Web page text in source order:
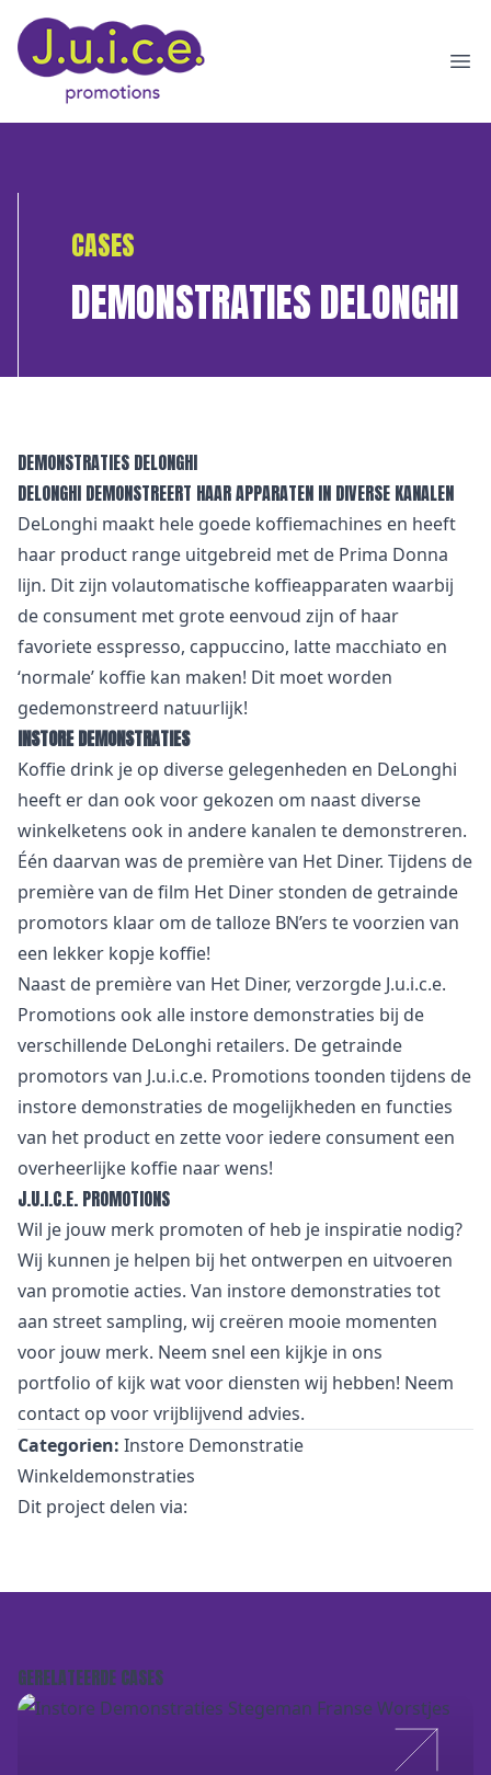
CASES
DEMONSTRATIES DELONGHI
DEMONSTRATIES DELONGHI
DELONGHI DEMONSTREERT HAAR APPARATEN IN DIVERSE KANALEN
DeLonghi maakt hele goede koffiemachines en heeft
haar product range uitgebreid met de Prima Donna
lijn. Dit zijn volautomatische koffieapparaten waarbij
de consument met grote eenvoud zijn of haar
favoriete esspresso, cappuccino, latte macchiato en
‘normale’ koffie kan maken! Dit moet worden
gedemonstreerd natuurlijk!
INSTORE DEMONSTRATIES
Koffie drink je op diverse gelegenheden en DeLonghi
heeft er dan ook voor gekozen om naast diverse
winkelketens ook in andere kanalen te demonstreren.
Één daarvan was de première van Het Diner. Tijdens de
première van de film Het Diner stonden de getrainde
promotors klaar om de talloze BN’ers te voorzien van
een lekker kopje koffie!
Naast de première van Het Diner, verzorgde J.u.i.c.e.
Promotions ook alle instore demonstraties bij de
verschillende DeLonghi retailers. De getrainde
promotors van J.u.i.c.e. Promotions toonden tijdens de
instore demonstraties de mogelijkheden en functies
van het product en zette voor iedere consument een
overheerlijke koffie naar wens!
J.U.I.C.E. PROMOTIONS
Wil je jouw merk promoten of heb je inspiratie nodig?
Wij kunnen je helpen bij het ontwerpen en uitvoeren
van promotie acties. Van instore demonstraties tot
aan street sampling, wij creëren mooie momenten
voor jouw merk. Neem snel een kijkje in ons
portfolio of kijk wat voor diensten wij hebben! Neem
contact op voor vrijblijvend advies.
Categorien: Instore Demonstratie
Winkeldemonstraties
Dit project delen via:
GERELATEERDE CASES